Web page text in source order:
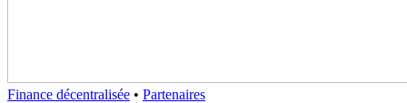
Finance décentralisée • Partenaires